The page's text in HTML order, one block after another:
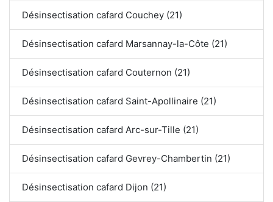
Désinsectisation cafard Couchey (21)
Désinsectisation cafard Marsannay-la-Côte (21)
Désinsectisation cafard Couternon (21)
Désinsectisation cafard Saint-Apollinaire (21)
Désinsectisation cafard Arc-sur-Tille (21)
Désinsectisation cafard Gevrey-Chambertin (21)
Désinsectisation cafard Dijon (21)